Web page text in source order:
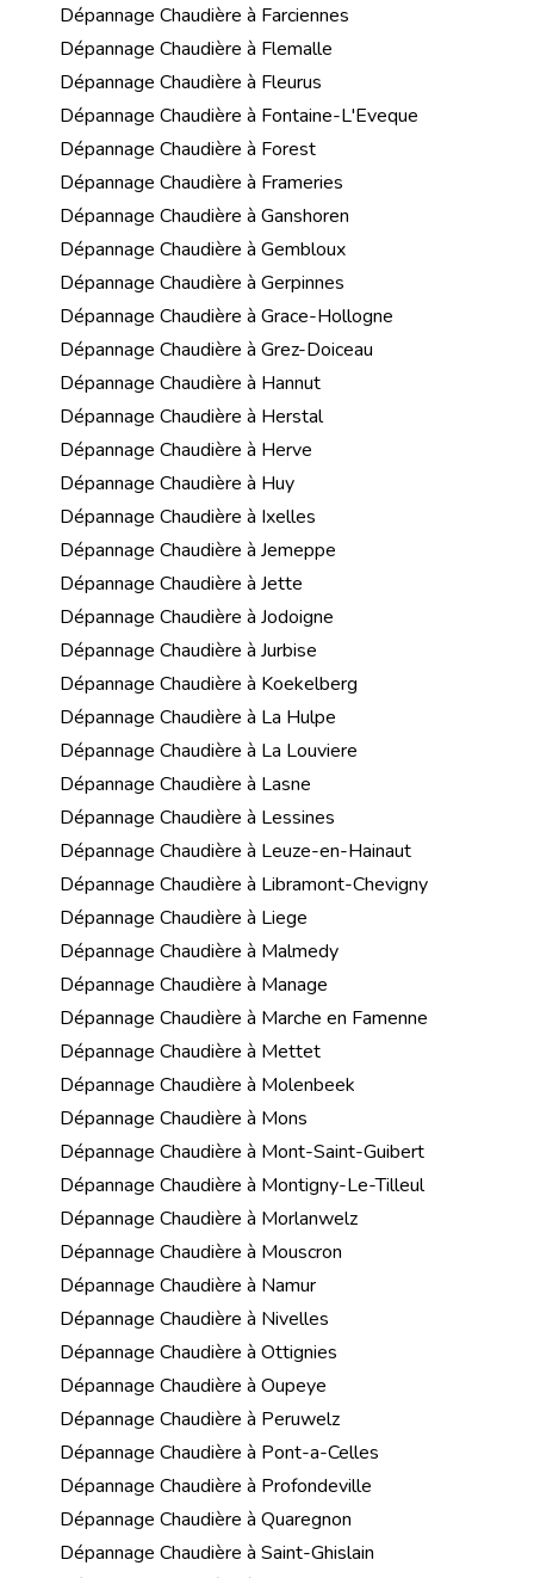
Dépannage Chaudière à Farciennes
Dépannage Chaudière à Flemalle
Dépannage Chaudière à Fleurus
Dépannage Chaudière à Fontaine-L'Eveque
Dépannage Chaudière à Forest
Dépannage Chaudière à Frameries
Dépannage Chaudière à Ganshoren
Dépannage Chaudière à Gembloux
Dépannage Chaudière à Gerpinnes
Dépannage Chaudière à Grace-Hollogne
Dépannage Chaudière à Grez-Doiceau
Dépannage Chaudière à Hannut
Dépannage Chaudière à Herstal
Dépannage Chaudière à Herve
Dépannage Chaudière à Huy
Dépannage Chaudière à Ixelles
Dépannage Chaudière à Jemeppe
Dépannage Chaudière à Jette
Dépannage Chaudière à Jodoigne
Dépannage Chaudière à Jurbise
Dépannage Chaudière à Koekelberg
Dépannage Chaudière à La Hulpe
Dépannage Chaudière à La Louviere
Dépannage Chaudière à Lasne
Dépannage Chaudière à Lessines
Dépannage Chaudière à Leuze-en-Hainaut
Dépannage Chaudière à Libramont-Chevigny
Dépannage Chaudière à Liege
Dépannage Chaudière à Malmedy
Dépannage Chaudière à Manage
Dépannage Chaudière à Marche en Famenne
Dépannage Chaudière à Mettet
Dépannage Chaudière à Molenbeek
Dépannage Chaudière à Mons
Dépannage Chaudière à Mont-Saint-Guibert
Dépannage Chaudière à Montigny-Le-Tilleul
Dépannage Chaudière à Morlanwelz
Dépannage Chaudière à Mouscron
Dépannage Chaudière à Namur
Dépannage Chaudière à Nivelles
Dépannage Chaudière à Ottignies
Dépannage Chaudière à Oupeye
Dépannage Chaudière à Peruwelz
Dépannage Chaudière à Pont-a-Celles
Dépannage Chaudière à Profondeville
Dépannage Chaudière à Quaregnon
Dépannage Chaudière à Saint-Ghislain